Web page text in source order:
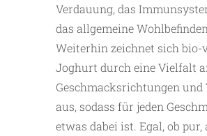
Verdauung, das
das allgemeine
Weiterhin zeichnet sich bio-
Joghurt durch eine Vielfalt
Geschmacksrichtungen und
aus, sodass für jeden
etwas dabei ist. Egal, ob pur,